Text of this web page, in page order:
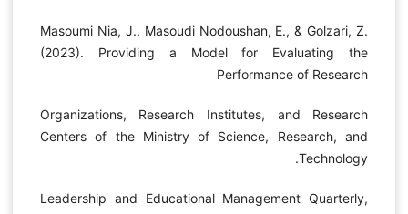
Masoumi Nia, J., Masoudi Nodoushan, E., & Golzari, Z.
(2023). Providing a Model for Evaluating the
Performance of Research
Organizations, Research Institutes, and Research
Centers of the Ministry of Science, Research, and
Technology.
Leadership and Educational Management Quarterly,